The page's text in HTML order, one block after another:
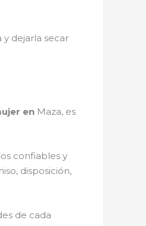
dejarla secar
en Maza, es
confiables y
disposición,
de cada